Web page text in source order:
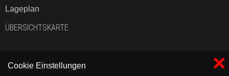
×
Cookie Einstellungen
Lageplan
ÜBERSICHTSKARTE